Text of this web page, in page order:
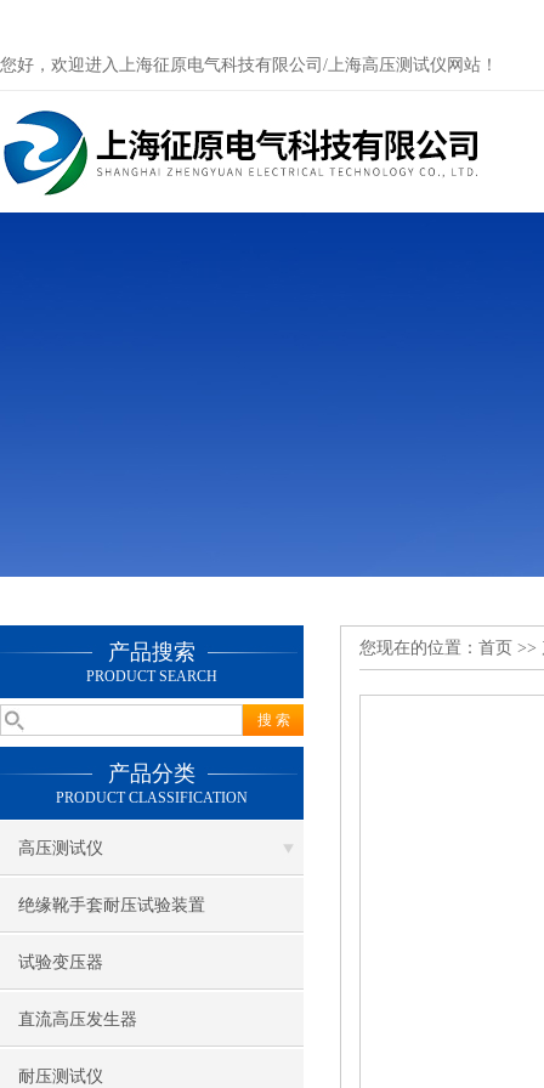
您好，欢迎进入上海征原电气科技有限公司/上海高压测试仪网站！
产品搜索
PRODUCT SEARCH
产品分类
PRODUCT CLASSIFICATION
高压测试仪
绝缘靴手套耐压试验装置
试验变压器
直流高压发生器
耐压测试仪
您现在的位置： 首页 >>